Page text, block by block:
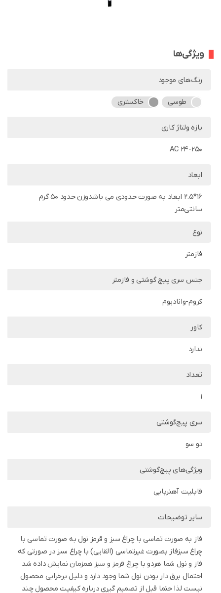
ویژگی‌ها
رنگ‌های موجود
طوسی خاکستری
بازه ولتاژ کاری
AC 24-250
ابعاد
16*2.5 ابعاد به صورت حدودی می باشدوزن حدود 50 گرم
سانتی‌متر
نوع
فازمتر
جنس سری پیچ گوشتی و فازمتر
کروم-وانادیوم
کاور
ندارد
تعداد
1
سری پیچ‌گوشتی
دو سو
ویژگی‌های پیچ‌گوشتی
قابلیت آهنربایی
سایر توضیحات
فاز به صورت تماسی با چراغ سبز و قرمز نول به صورت تماسی با
چراغ سبزفاز بصورت غیرتماسی (القایی) با چراغ سبز در صورتی که
فاز و نول شما هردو با چراغ قرمز و سبز همزمان نمایش داده شد
احتمال برق دار بودن نول شما وجود دارد و دلیل برخرابی محصول
نیست لذا حتما قبل از تصمیم گیری درباره کیفیت محصول چند